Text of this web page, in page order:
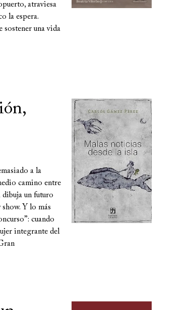
atraviesa
la espera.
sostener una vida
a la
camino entre
un futuro
Y lo más
cuando
integrante del